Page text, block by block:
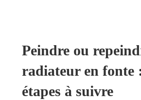
Peindre ou
radiateur en fonte
étapes à suivre